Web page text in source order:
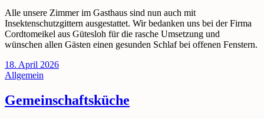
Alle unsere Zimmer im Gasthaus sind nun auch mit
Insektenschutzgittern ausgestattet. Wir bedanken uns bei der Firma
Cordtomeikel aus Gütesloh für die rasche Umsetzung und
wünschen allen Gästen einen gesunden Schlaf bei offenen Fenstern.
18. April 2026
Allgemein
Gemeinschaftsküche